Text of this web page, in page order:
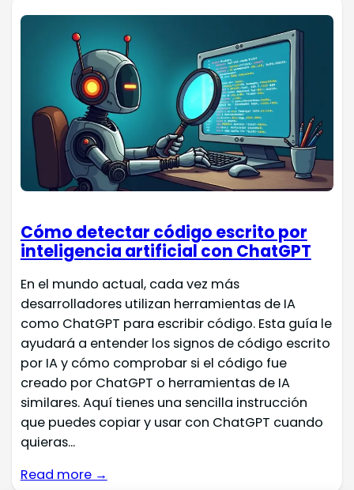
Cómo detectar código escrito por
inteligencia artificial con ChatGPT
En el mundo actual, cada vez más
desarrolladores utilizan herramientas de IA
como ChatGPT para escribir código. Esta guía le
ayudará a entender los signos de código escrito
por IA y cómo comprobar si el código fue
creado por ChatGPT o herramientas de IA
similares. Aquí tienes una sencilla instrucción
que puedes copiar y usar con ChatGPT cuando
quieras...
Read more →